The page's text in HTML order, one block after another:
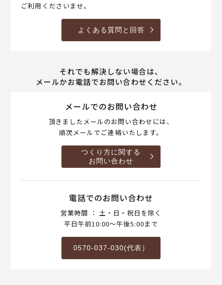
ご利用くださいませ。
よくある質問と回答
それでも解決しない場合は、
メールかお電話でお問い合わせください。
メールでのお問い合わせ
頂きましたメールのお問い合わせには、
順次メールでご連絡いたします。
つくり方に関する
お問い合わせ
電話でのお問い合わせ
営業時間 ： 土・日・祝日を除く
平日午前10:00～午後5:00まで
0570-037-030(代表）